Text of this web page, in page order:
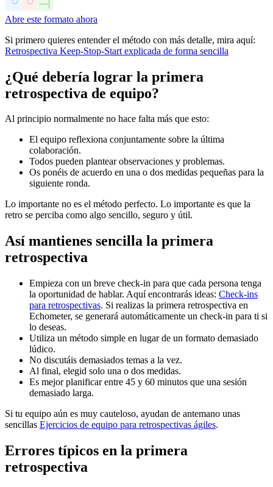
Abre este formato ahora
Si primero quieres entender el método con más detalle, mira aquí:
Retrospectiva Keep-Stop-Start explicada de forma sencilla
¿Qué debería lograr la primera
retrospectiva de equipo?
Al principio normalmente no hace falta más que esto:
El equipo reflexiona conjuntamente sobre la última
colaboración.
Todos pueden plantear observaciones y problemas.
Os ponéis de acuerdo en una o dos medidas pequeñas para la
siguiente ronda.
Lo importante no es el método perfecto. Lo importante es que la
retro se perciba como algo sencillo, seguro y útil.
Así mantienes sencilla la primera
retrospectiva
Empieza con un breve check-in para que cada persona tenga
la oportunidad de hablar. Aquí encontrarás ideas: Check-ins
para retrospectivas. Si realizas la primera retrospectiva en
Echometer, se generará automáticamente un check-in para ti si
lo deseas.
Utiliza un método simple en lugar de un formato demasiado
lúdico.
No discutáis demasiados temas a la vez.
Al final, elegid solo una o dos medidas.
Es mejor planificar entre 45 y 60 minutos que una sesión
demasiado larga.
Si tu equipo aún es muy cauteloso, ayudan de antemano unas
sencillas Ejercicios de equipo para retrospectivas ágiles.
Errores típicos en la primera
retrospectiva